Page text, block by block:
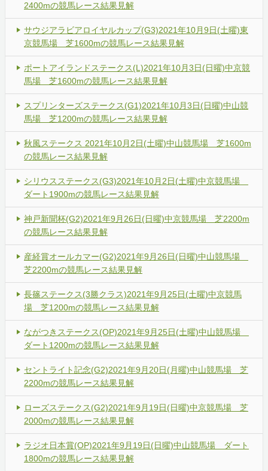
2400mの競馬レース結果見解
サウジアラビアロイヤルカップ(G3)2021年10月9日(土曜)東
京競馬場 芝1600mの競馬レース結果見解
ポートアイランドステークス(L)2021年10月3日(日曜)中京競
馬場 芝1600mの競馬レース結果見解
スプリンターズステークス(G1)2021年10月3日(日曜)中山競
馬場 芝1200mの競馬レース結果見解
秋風ステークス 2021年10月2日(土曜)中山競馬場 芝1600m
の競馬レース結果見解
シリウスステークス(G3)2021年10月2日(土曜)中京競馬場
ダート1900mの競馬レース結果見解
神戸新聞杯(G2)2021年9月26日(日曜)中京競馬場 芝2200m
の競馬レース結果見解
産経賞オールカマー(G2)2021年9月26日(日曜)中山競馬場
芝2200mの競馬レース結果見解
長篠ステークス(3勝クラス)2021年9月25日(土曜)中京競馬
場 芝1200mの競馬レース結果見解
ながつきステークス(OP)2021年9月25日(土曜)中山競馬場
ダート1200mの競馬レース結果見解
セントライト記念(G2)2021年9月20日(月曜)中山競馬場 芝
2200mの競馬レース結果見解
ローズステークス(G2)2021年9月19日(日曜)中京競馬場 芝
2000mの競馬レース結果見解
ラジオ日本賞(OP)2021年9月19日(日曜)中山競馬場 ダート
1800mの競馬レース結果見解